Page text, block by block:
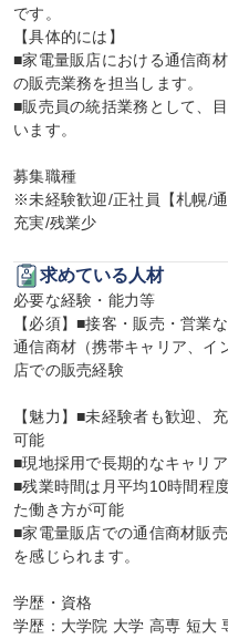
です。
【具体的には】
■家電量販店における通信商
の販売業務を担当します。
■販売員の統括業務として、
います。
募集職種
※未経験歓迎/正社員【札幌/
充実/残業少
求めている人材
必要な経験・能力等
【必須】■接客・販売・営業
通信商材（携帯キャリア、イ
店での販売経験
【魅力】■未経験者も歓迎、
可能
■現地採用で長期的なキャリ
■残業時間は月平均10時間程
た働き方が可能
■家電量販店での通信商材販
を感じられます。
学歴・資格
学歴：大学院 大学 高専 短大